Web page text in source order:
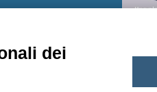
e
dei